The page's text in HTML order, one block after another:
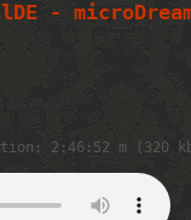
-
2:46:52 m (320